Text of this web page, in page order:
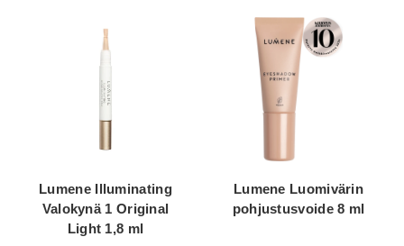
Lumene Illuminating
Valokynä 1 Original
Light 1,8 ml
Lumene Luomivärin
pohjustusvoide 8 ml